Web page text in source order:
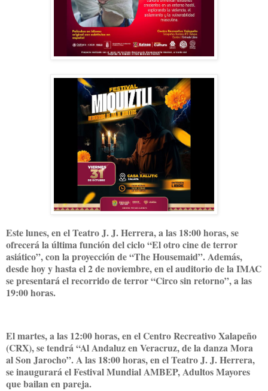
Este lunes, en el Teatro J. J. Herrera, a las 18:00 horas, se
ofrecerá la última función del ciclo “El otro cine de terror
asiático”, con la proyección de “The Housemaid”. Además,
desde hoy y hasta el 2 de noviembre, en el auditorio de la IMAC
se presentará el recorrido de terror “Circo sin retorno”, a las
19:00 horas.
El martes, a las 12:00 horas, en el Centro Recreativo Xalapeño
(CRX), se tendrá “Al Andaluz en Veracruz, de la danza Mora
al Son Jarocho”. A las 18:00 horas, en el Teatro J. J. Herrera,
se inaugurará el Festival Mundial AMBEP, Adultos Mayores
que bailan en pareja.